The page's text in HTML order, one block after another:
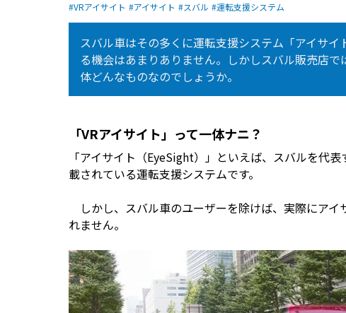
VRアイサイト アイサイト スバル 運転支援システム
スバル車はその多くに運転支援システム「アイサ
る機会はあまりありません。しかしスバル販売店
体どんなものなのでしょうか。
「VRアイサイト」って一体ナニ？
「アイサイト（EyeSight）」といえば、スバルを代
載されている運転支援システムです。
しかし、スバル車のユーザーを除けば、実際にア
れません。